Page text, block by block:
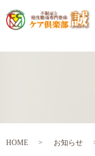
HOME お知らせ